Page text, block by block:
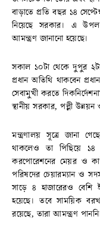
বাড়াতে প্রতি বছর ১৪
নিয়েছে সরকার। এ
আমন্ত্রণ জানানো হয়েছে।
সকাল ১০টা থেকে দুপুর
প্রধান অতিথি থাকবেন
সেবামুখী করতে
স্থানীয় সরকার, পল্লী
মন্ত্রণালয় সূত্রে জানা
থাকলেও তা পিছিয়ে ১৪
করপোরেশনের মেয়র ও
পরিষদের চেয়ারম্যান ও
সাড়ে ৪ হাজারেরও বেশি
হয়েছে। তবে সাময়িক
রয়েছে, তারা আমন্ত্রণ